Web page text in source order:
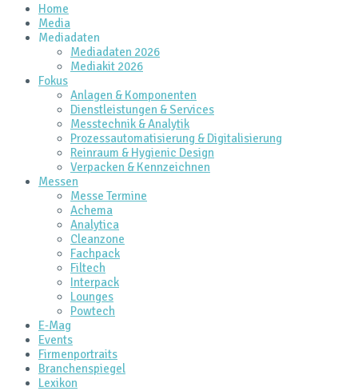
Home
Media
Mediadaten
Mediadaten 2026
Mediakit 2026
Fokus
Anlagen & Komponenten
Dienstleistungen & Services
Messtechnik & Analytik
Prozessautomatisierung & Digitalisierung
Reinraum & Hygienic Design
Verpacken & Kennzeichnen
Messen
Messe Termine
Achema
Analytica
Cleanzone
Fachpack
Filtech
Interpack
Lounges
Powtech
E‑Mag
Events
Firmenportraits
Branchenspiegel
Lexikon